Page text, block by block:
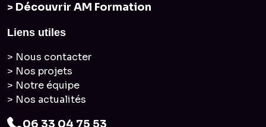
> Découvrir AM Formation
Liens utiles
> Nous contacter
> Nos projets
> Notre équipe
> Nos actualités
06 33 04 75 53